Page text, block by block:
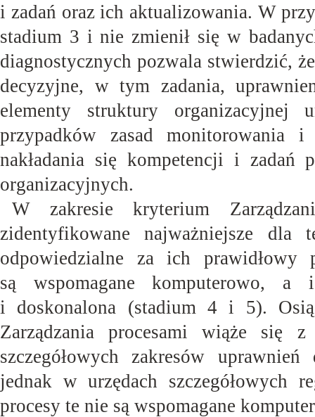
i zadań oraz ich aktualizowania. W
stadium 3 i nie zmienił się w
diagnostycznych pozwala stwierdzić,
decyzyjne, w tym zadania,
elementy struktury
przypadków zasad monitorowania
nakładania się kompetencji i zadań
organizacyjnych.
W zakresie kryterium
zidentyfikowane najważniejsze dla
odpowiedzialne za ich
są wspomagane komputerowo, a
i doskonalona (stadium 4 i 5).
Zarządzania procesami wiąże się
szczegółowych zakresów
jednak w urzędach szczegółowych
procesy te nie są wspomagane